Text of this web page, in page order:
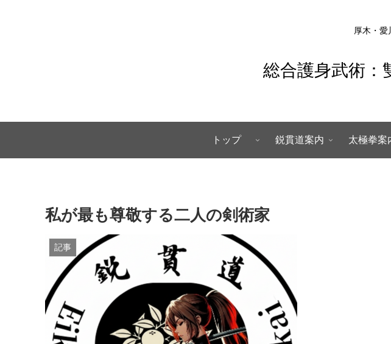
厚木・愛
総合護身武術：
トップ 鋭貫道案内 太極拳案
私が最も尊敬する二人の剣術家
記事